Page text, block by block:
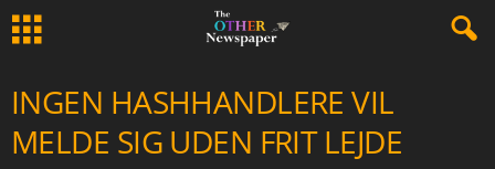
INGEN HASHHANDLERE VIL
MELDE SIG UDEN FRIT LEJDE